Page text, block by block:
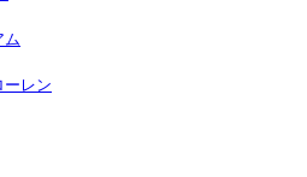
ム
ーレン